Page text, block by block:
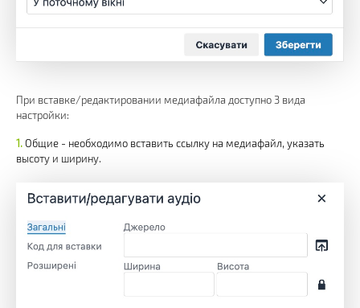
При вставке/редактировании медиафайла доступно 3 вида
настройки:
Общие - необходимо вставить ссылку на медиафайл, указать
высоту и ширину.